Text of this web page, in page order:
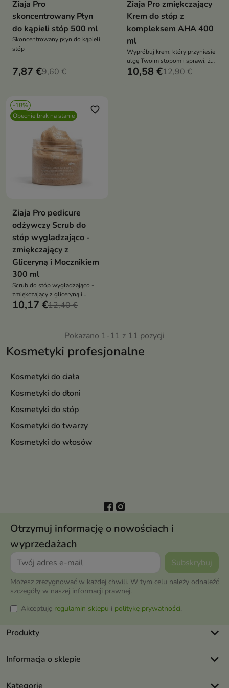
Kosmetyki profesjonalne
Kosmetyki do ciała
Kosmetyki do dłoni
Kosmetyki do stóp
Kosmetyki do twarzy
Kosmetyki do włosów
Ziaja Pro
skoncentrowany Płyn
do kąpieli stóp 500 ml
Skoncentrowany płyn do kąpieli
stóp
7,87 €9,60 €
Ziaja Pro zmiękczający
Krem do stóp z
kompleksem AHA 400
ml
Wypróbuj krem, który przyniesie
ulgę Twoim stopom i sprawi, że
staną się one Twoją dumą!
10,58 €12,90 €
-18%
Obecnie brak na stanie
favorite_border
Ziaja Pro pedicure
odżywczy Scrub do
stóp wygladzająco -
zmiękczający z
Gliceryną i Mocznikiem
300 ml
Scrub do stóp wygładzająco -
zmiękczający z gliceryną i
mocznikiem
10,17 €12,40 €
Pokazano 1-11 z 11 pozycji
Otrzymuj informację o nowościach i
wyprzedażach
Możesz zrezygnować w każdej chwili. W tym celu należy odnaleźć
szczegóły w naszej informacji prawnej.
Akceptuję regulamin sklepu i politykę prywatności.
Produkty keyboard_arrow_down
Informacja o sklepie keyboard_arrow_down